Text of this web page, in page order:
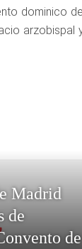
dominico
arzobispal
Madrid
de
de